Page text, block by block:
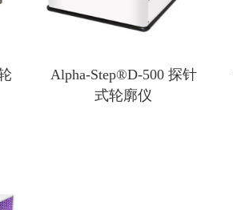
热台
热台
薄膜厚度仪
探针式轮廓仪
纳米压痕仪
Alpha-Step®D-500 探针
式轮廓仪